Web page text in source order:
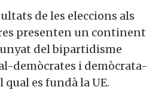
de les eleccions als
presenten un continent
del bipartidisme
demòcrates i demòcrata-
es fundà la UE.